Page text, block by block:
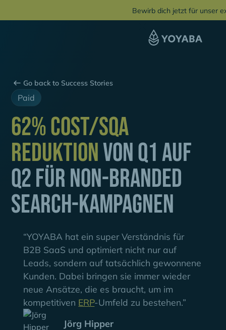
Bewirb dich jetzt für unser
Go back to Success Stories
Paid
62% Cost/SQA
Reduktionvon Q1 auf
Q2 für non-branded
Search-Kampagnen
“YOYABA hat ein super Verständnis für
B2B SaaS und optimiert nicht nur auf
Leads, sondern auf tatsächlich gewonnene
Kunden. Dabei bringen sie immer wieder
neue Ansätze, die es braucht, um im
kompetitiven ERP-Umfeld zu bestehen.”
Jörg Hipper